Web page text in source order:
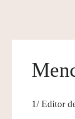
1/ Editor